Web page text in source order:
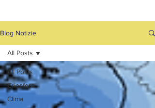
Blog Notizie
All Posts
Criosfera
Clima
All Posts